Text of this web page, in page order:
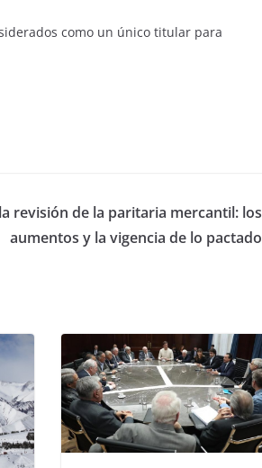
como un único titular para
revisión de la paritaria mercantil: los
aumentos y la vigencia de lo pactado